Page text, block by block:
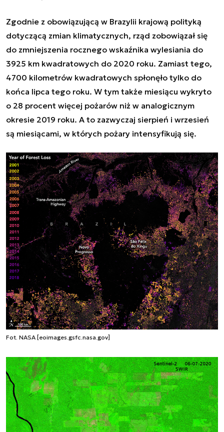
Zgodnie z obowiązującą w Brazylii krajową polityką
dotyczącą zmian klimatycznych, rząd zobowiązał się
do zmniejszenia rocznego wskaźnika wylesiania do
3925 km kwadratowych do 2020 roku. Zamiast tego,
4700 kilometrów kwadratowych spłonęło tylko do
końca lipca tego roku. W tym także miesiącu wykryto
o 28 procent więcej pożarów niż w analogicznym
okresie 2019 roku. A to zazwyczaj sierpień i wrzesień
są miesiącami, w których pożary intensyfikują się.
Fot. NASA [eoimages.gsfc.nasa.gov]